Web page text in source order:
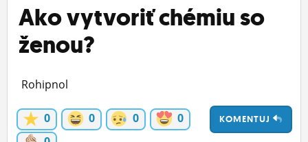
ČINŽIAK
FÓRUM
OBRÁZKY
Ako vytvoriť chémiu so
ženou?
Rohipnol
KOMENTUJ
0 0 0
0